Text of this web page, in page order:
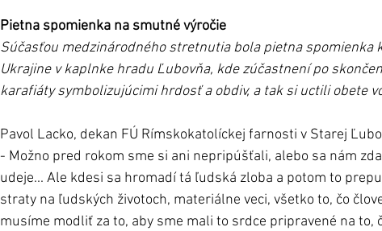
Pietna spomienka na smutné výročie
Súčasťou medzinárodného stretnutia bola pietna spomienka
Ukrajine v kaplnke hradu Ľubovňa, kde zúčastnení po
karafiáty symbolizujúcimi hrdosť a obdiv, a tak si uctili obete
Pavol Lacko, dekan FÚ Rímskokatolíckej farnosti v Starej
- Možno pred rokom sme si ani nepripúšťali, alebo sa nám
udeje... Ale kdesi sa hromadí tá ľudská zloba a potom to
straty na ľudských životoch, materiálne veci, všetko to, čo
musíme modliť za to, aby sme mali to srdce pripravené na to,